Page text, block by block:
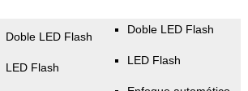
Doble LED Flash
LED Flash
Doble LED Flash
LED Flash